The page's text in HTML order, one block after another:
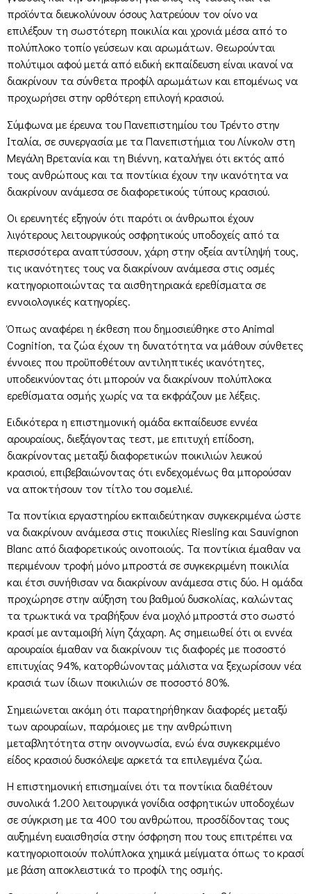
προϊόντα διευκολύνουν όσους λατρεύουν τον οίνο να
επιλέξουν τη σωστότερη ποικιλία και χρονιά μέσα από το
πολύπλοκο τοπίο γεύσεων και αρωμάτων. Θεωρούνται
πολύτιμοι αφού μετά από ειδική εκπαίδευση είναι ικανοί να
διακρίνουν τα σύνθετα προφίλ αρωμάτων και επομένως να
προχωρήσει στην ορθότερη επιλογή κρασιού.
Σύμφωνα με έρευνα του Πανεπιστημίου του Τρέντο στην
Ιταλία, σε συνεργασία με τα Πανεπιστήμια του Λίνκολν στη
Μεγάλη Βρετανία και τη Βιέννη, καταλήγει ότι εκτός από
τους ανθρώπους και τα ποντίκια έχουν την ικανότητα να
διακρίνουν ανάμεσα σε διαφορετικούς τύπους κρασιού.
Οι ερευνητές εξηγούν ότι παρότι οι άνθρωποι έχουν
λιγότερους λειτουργικούς οσφρητικούς υποδοχείς από τα
περισσότερα αναπτύσσουν, χάρη στην οξεία αντίληψή τους,
τις ικανότητες τους να διακρίνουν ανάμεσα στις οσμές
κατηγοριοποιώντας τα αισθητηριακά ερεθίσματα σε
εννοιολογικές κατηγορίες.
Όπως αναφέρει η έκθεση που δημοσιεύθηκε στο Animal
Cognition, τα ζώα έχουν τη δυνατότητα να μάθουν σύνθετες
έννοιες που προϋποθέτουν αντιληπτικές ικανότητες,
υποδεικνύοντας ότι μπορούν να διακρίνουν πολύπλοκα
ερεθίσματα οσμής χωρίς να τα εκφράζουν με λέξεις.
Ειδικότερα η επιστημονική ομάδα εκπαίδευσε εννέα
αρουραίους, διεξάγοντας τεστ, με επιτυχή επίδοση,
διακρίνοντας μεταξύ διαφορετικών ποικιλιών λευκού
κρασιού, επιβεβαιώνοντας ότι ενδεχομένως θα μπορούσαν
να αποκτήσουν τον τίτλο του σομελιέ.
Τα ποντίκια εργαστηρίου εκπαιδεύτηκαν συγκεκριμένα ώστε
να διακρίνουν ανάμεσα στις ποικιλίες Riesling και Sauvignon
Blanc από διαφορετικούς οινοποιούς. Τα ποντίκια έμαθαν να
περιμένουν τροφή μόνο μπροστά σε συγκεκριμένη ποικιλία
και έτσι συνήθισαν να διακρίνουν ανάμεσα στις δύο. Η ομάδα
προχώρησε στην αύξηση του βαθμού δυσκολίας, καλώντας
τα τρωκτικά να τραβήξουν ένα μοχλό μπροστά στο σωστό
κρασί με ανταμοιβή λίγη ζάχαρη. Ας σημειωθεί ότι οι εννέα
αρουραίοι έμαθαν να διακρίνουν τις διαφορές με ποσοστό
επιτυχίας 94%, κατορθώνοντας μάλιστα να ξεχωρίσουν νέα
κρασιά των ίδιων ποικιλιών σε ποσοστό 80%.
Σημειώνεται ακόμη ότι παρατηρήθηκαν διαφορές μεταξύ
των αρουραίων, παρόμοιες με την ανθρώπινη
μεταβλητότητα στην οινογνωσία, ενώ ένα συγκεκριμένο
είδος κρασιού δυσκόλεψε αρκετά τα επιλεγμένα ζώα.
Η επιστημονική επισημαίνει ότι τα ποντίκια διαθέτουν
συνολικά 1.200 λειτουργικά γονίδια οσφρητικών υποδοχέων
σε σύγκριση με τα 400 του ανθρώπου, προσδίδοντας τους
αυξημένη ευαισθησία στην όσφρηση που τους επιτρέπει να
κατηγοριοποιούν πολύπλοκα χημικά μείγματα όπως το κρασί
με βάση αποκλειστικά το προφίλ της οσμής.